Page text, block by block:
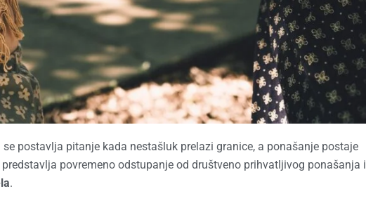
postavlja pitanje kada nestašluk prelazi granice, a ponašanje postaje
povremeno odstupanje od društveno prihvatljivog ponašanja i
.